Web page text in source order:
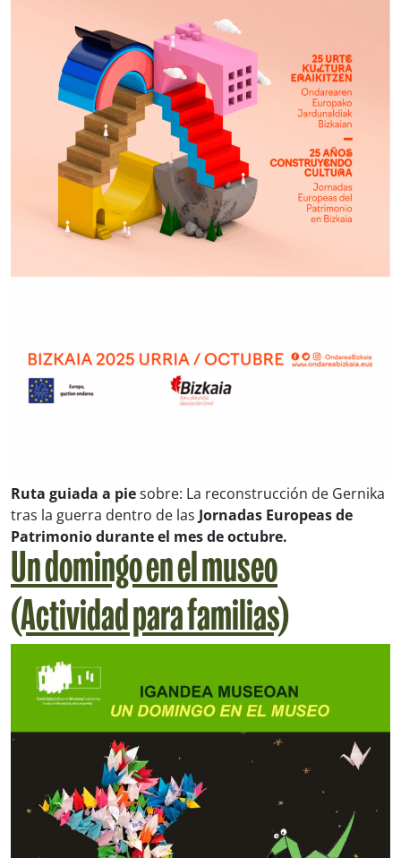
Ruta guiada a piesobre: La reconstrucción de Gernika
tras la guerra dentro de las Jornadas Europeas de
Patrimonio durante el mes de octubre.
Un domingo en el museo
(Actividad para familias)